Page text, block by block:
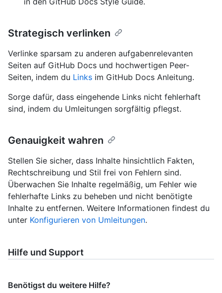
Strategisch verlinken
Verlinke sparsam zu anderen aufgabenrelevanten
Seiten auf GitHub Docs und hochwertigen Peer-
Seiten, indem du Links im GitHub Docs Anleitung.
Sorge dafür, dass eingehende Links nicht fehlerhaft
sind, indem du Umleitungen sorgfältig pflegst.
Genauigkeit wahren
Stellen Sie sicher, dass Inhalte hinsichtlich Fakten,
Rechtschreibung und Stil frei von Fehlern sind.
Überwachen Sie Inhalte regelmäßig, um Fehler wie
fehlerhafte Links zu beheben und nicht benötigte
Inhalte zu entfernen. Weitere Informationen findest du
unter Konfigurieren von Umleitungen.
Hilfe und Support
Benötigst du weitere Hilfe?